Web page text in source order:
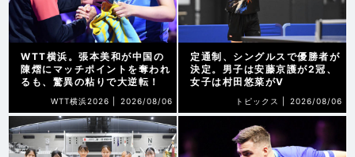
WTT横浜。張本美和が中国の
陳熠にマッチポイントを奪われ
るも、驚異の粘りで大逆転！
WTT横浜2026 | 2026/08/06
定通制、シングルスで優勝者が
決定。男子は安藤京護が2冠、
女子は村田悠菜がV
トピックス | 2026/08/06